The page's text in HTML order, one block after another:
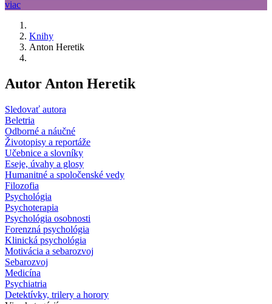
Knihy
Anton Heretik
Autor Anton Heretik
Sledovať autora
Beletria
Odborné a náučné
Životopisy a reportáže
Učebnice a slovníky
Eseje, úvahy a glosy
Humanitné a spoločenské vedy
Filozofia
Psychológia
Psychoterapia
Psychológia osobnosti
Forenzná psychológia
Klinická psychológia
Motivácia a sebarozvoj
Sebarozvoj
Medicína
Psychiatria
Detektívky, trilery a horory